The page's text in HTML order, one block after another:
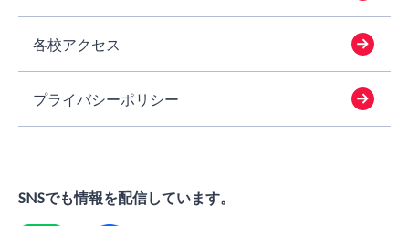
各校アクセス
プライバシーポリシー
SNSでも情報を配信しています。